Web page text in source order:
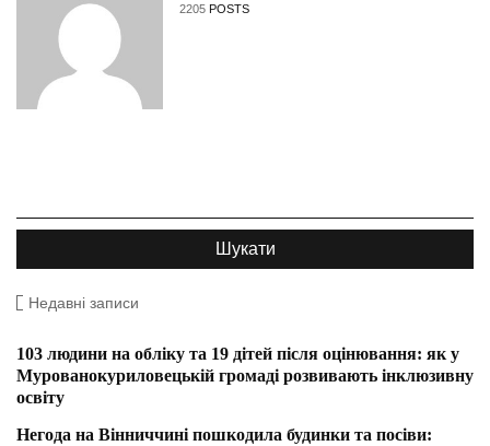
2205 POSTS
Недавні записи
103 людини на обліку та 19 дітей після оцінювання: як у
Мурованокуриловецькій громаді розвивають інклюзивну
освіту
Негода на Вінниччині пошкодила будинки та посіви: